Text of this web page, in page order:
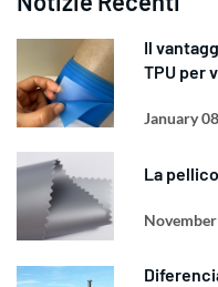
Il
TPU per
January
La